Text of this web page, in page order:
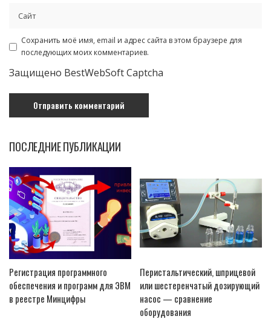
Сохранить моё имя, email и адрес сайта в этом браузере для
последующих моих комментариев.
Защищено BestWebSoft Captcha
ПОСЛЕДНИЕ ПУБЛИКАЦИИ
Регистрация программного
обеспечения и программ для ЭВМ
в реестре Минцифры
Перистальтический, шприцевой
или шестеренчатый дозирующий
насос — сравнение
оборудования